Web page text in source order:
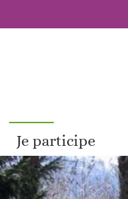
Je participe